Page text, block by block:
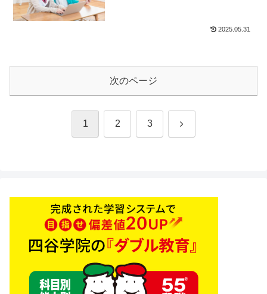
2025.05.31
次のページ
1 2 3 次